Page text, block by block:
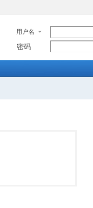
用户名
密码